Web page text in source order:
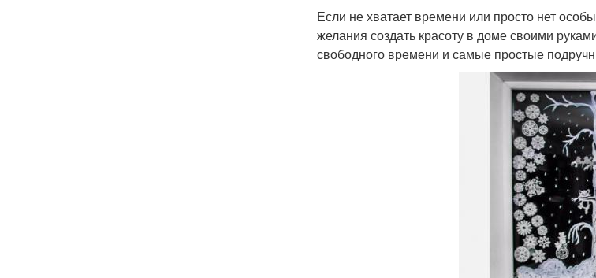
Если не хватает времени или просто нет
желания создать красоту в доме своими
свободного времени и самые простые